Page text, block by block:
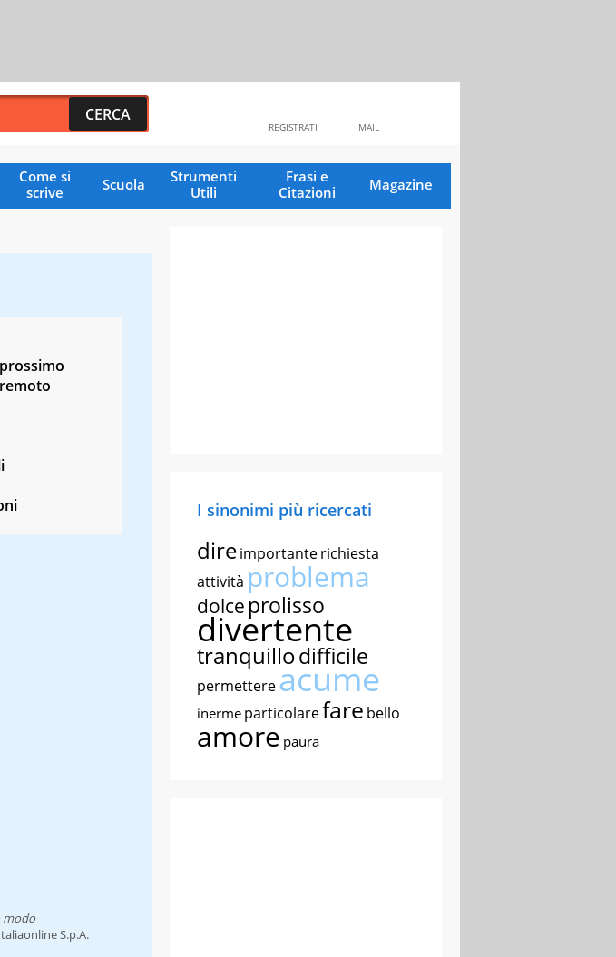
MAIL
REGISTRATI
Come si
scrive
Scuola
Strumenti
Utili
Frasi e
Citazioni
Magazine
modo
S.p.A.
I sinonimi più ricercati
direimportanterichiesta
attività problema
dolce prolisso
divertente
tranquillodifficile
permettereacume
inerme particolarefare bello
amore paura